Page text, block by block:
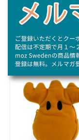
全16商品